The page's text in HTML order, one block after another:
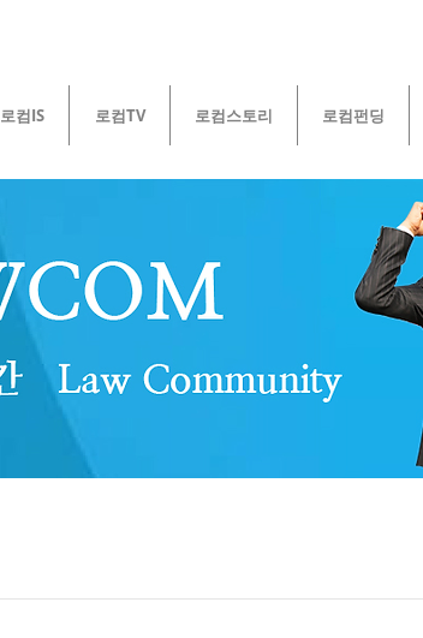
로컴IS 로컴TV 로컴스토리 로컴펀딩